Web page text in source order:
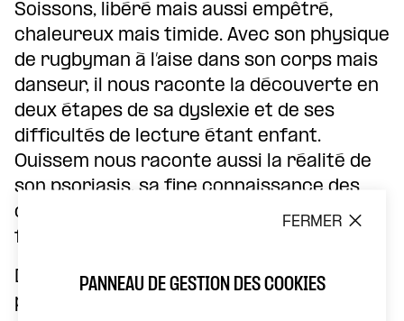
Soissons, libéré mais aussi empêtré,
chaleureux mais timide. Avec son physique
de rugbyman à l’aise dans son corps mais
danseur, il nous raconte la découverte en
deux étapes de sa dyslexie et de ses
difficultés de lecture étant enfant.
Ouissem nous raconte aussi la réalité de
son psoriasis, sa fine connaissance des
crèmes hydratantes, et réussit à nous
faire pleurer de rire à ce sujet.
Des cours d’arabe à la dure, en passant
par ses amitiés et amours de collégien, de
FERMER
PANNEAU DE GESTION DES COOKIES